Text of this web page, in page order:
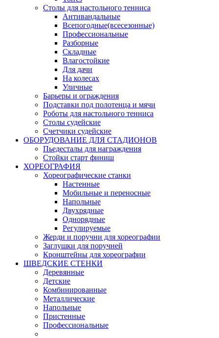
Столы для настольного тенниса
Антивандальные
Всепогодные(всесезонные)
Профессиональные
Разборные
Складные
Влагостойкие
Для дачи
На колесах
Уличные
Барьеры и ограждения
Подставки под полотенца и мячи
Роботы для настольного тенниса
Столы судейские
Счетчики судейские
ОБОРУДОВАНИЕ ДЛЯ СТАДИОНОВ
Пьедесталы для награждения
Стойки старт финиш
ХОРЕОГРАФИЯ
Хореографические станки
Настенные
Мобильные и переносные
Напольные
Двухрядные
Однорядные
Регулируемые
Жерди и поручни для хореографии
Заглушки для поручней
Кронштейны для хореографии
ШВЕДСКИЕ СТЕНКИ
Деревянные
Детские
Комбинированные
Металлические
Напольные
Пристенные
Профессиональные